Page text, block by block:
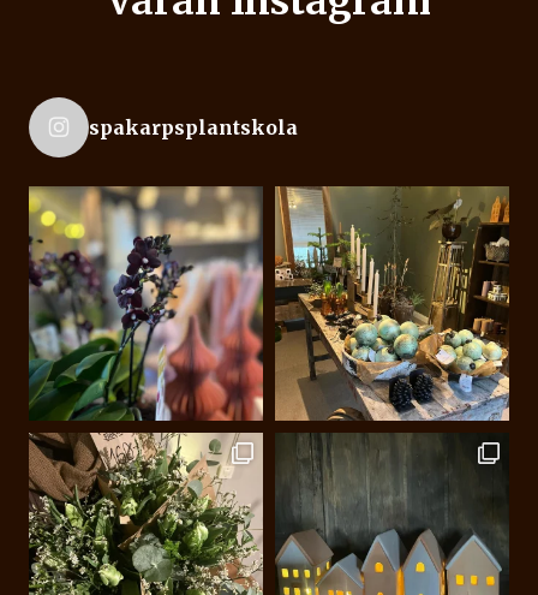
spakarpsplantskola